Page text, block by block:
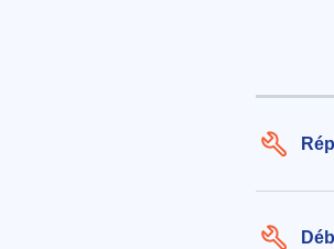
Réparation
aux